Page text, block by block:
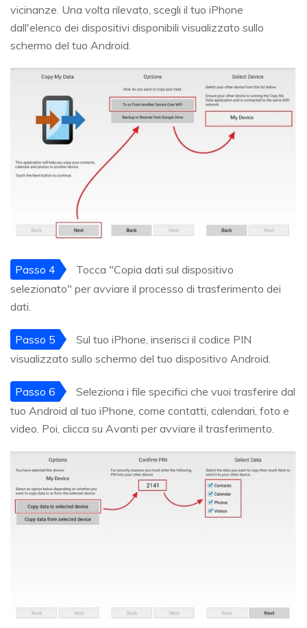
vicinanze. Una volta rilevato, scegli il tuo iPhone
dall'elenco dei dispositivi disponibili visualizzato sullo
schermo del tuo Android.
Passo 4
Tocca "Copia dati sul dispositivo
selezionato" per avviare il processo di trasferimento dei
dati.
Passo 5
Sul tuo iPhone, inserisci il codice PIN
visualizzato sullo schermo del tuo dispositivo Android.
Passo 6
Seleziona i file specifici che vuoi trasferire dal
tuo Android al tuo iPhone, come contatti, calendari, foto e
video. Poi, clicca su Avanti per avviare il trasferimento.